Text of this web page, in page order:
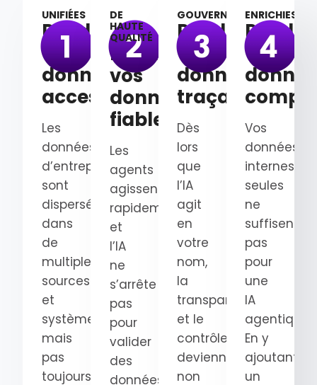
UNIFIÉES
Rendez
vos
données
accessibles
Les
données
d’entreprise
sont
dispersées
dans
de
multiples
sources
et
systèmes,
mais
pas
toujours
DE
HAUTE
QUALITÉ
Rendez
vos
données
fiables
Les
agents
agissent
rapidement
et
l’IA
ne
s’arrête
pas
pour
valider
des
données
GOUVERNÉES
Rendez
vos
données
traçables
Dès
lors
que
l’IA
agit
en
votre
nom,
la
transparence
et le
contrôle
deviennent
non
ENRICHIES
Rendez
vos
Vos
données
internes
seules
ne
suffisent
pas
pour
une
IA
agentique.
En y
ajoutant
un